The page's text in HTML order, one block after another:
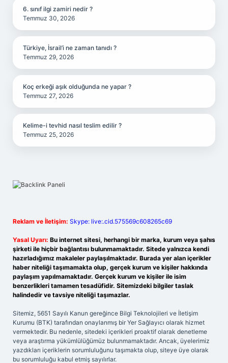
6. sınıf ilgi zamiri nedir ?
Temmuz 30, 2026
Türkiye, İsrail’i ne zaman tanıdı ?
Temmuz 29, 2026
Koç erkeği aşık olduğunda ne yapar ?
Temmuz 27, 2026
Kelime-i tevhid nasıl teslim edilir ?
Temmuz 25, 2026
Reklam ve İletişim: Skype: live:.cid.575569c608265c69
Yasal Uyarı: Bu internet sitesi, herhangi bir marka, kurum veya şahıs
şirketi ile hiçbir bağlantısı bulunmamaktadır. Sitede yalnızca kendi
hazırladığımız makaleler paylaşılmaktadır. Burada yer alan içerikler
haber niteliği taşımamakta olup, gerçek kurum ve kişiler hakkında
paylaşım yapılmamaktadır. Gerçek kurum ve kişiler ile isim
benzerlikleri tamamen tesadüfidir. Sitemizdeki bilgiler taslak
halindedir ve tavsiye niteliği taşımazlar.
Sitemiz, 5651 Sayılı Kanun gereğince Bilgi Teknolojileri ve İletişim
Kurumu (BTK) tarafından onaylanmış bir Yer Sağlayıcı olarak hizmet
vermektedir. Bu nedenle, sitedeki içerikleri proaktif olarak denetleme
veya araştırma yükümlülüğümüz bulunmamaktadır. Ancak, üyelerimiz
yazdıkları içeriklerin sorumluluğunu taşımakta olup, siteye üye olarak
bu sorumluluğu kabul etmiş sayılırlar.